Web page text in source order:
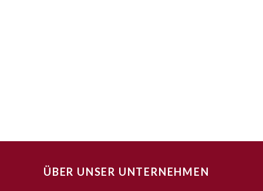
ÜBER UNSER UNTERNEHMEN